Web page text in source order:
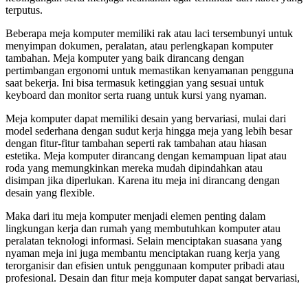
terputus.
Beberapa meja komputer memiliki rak atau laci tersembunyi untuk
menyimpan dokumen, peralatan, atau perlengkapan komputer
tambahan. Meja komputer yang baik dirancang dengan
pertimbangan ergonomi untuk memastikan kenyamanan pengguna
saat bekerja. Ini bisa termasuk ketinggian yang sesuai untuk
keyboard dan monitor serta ruang untuk kursi yang nyaman.
Meja komputer dapat memiliki desain yang bervariasi, mulai dari
model sederhana dengan sudut kerja hingga meja yang lebih besar
dengan fitur-fitur tambahan seperti rak tambahan atau hiasan
estetika. Meja komputer dirancang dengan kemampuan lipat atau
roda yang memungkinkan mereka mudah dipindahkan atau
disimpan jika diperlukan. Karena itu meja ini dirancang dengan
desain yang flexible.
Maka dari itu meja komputer menjadi elemen penting dalam
lingkungan kerja dan rumah yang membutuhkan komputer atau
peralatan teknologi informasi. Selain menciptakan suasana yang
nyaman meja ini juga membantu menciptakan ruang kerja yang
terorganisir dan efisien untuk penggunaan komputer pribadi atau
profesional. Desain dan fitur meja komputer dapat sangat bervariasi,